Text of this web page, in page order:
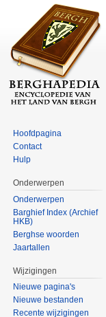
Hoofdpagina
Contact
Hulp
Onderwerpen
Onderwerpen
Barghief Index (Archief
HKB)
Berghse woorden
Jaartallen
Wijzigingen
Nieuwe pagina's
Nieuwe bestanden
Recente wijzigingen